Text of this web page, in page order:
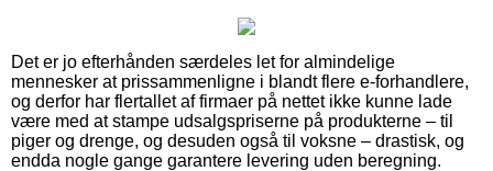
Det er jo efterhånden særdeles let for almindelige
mennesker at prissammenligne i blandt flere e-forhandlere,
og derfor har flertallet af firmaer på nettet ikke kunne lade
være med at stampe udsalgspriserne på produkterne – til
piger og drenge, og desuden også til voksne – drastisk, og
endda nogle gange garantere levering uden beregning.